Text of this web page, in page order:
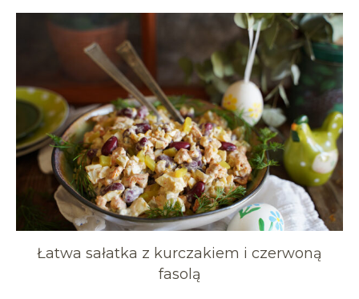
Łatwa sałatka z kurczakiem i czerwoną
fasolą